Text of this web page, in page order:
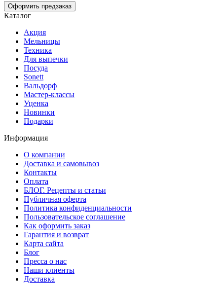
Оформить предзаказ
Каталог
Акция
Мельницы
Техника
Для выпечки
Посуда
Sonett
Вальдорф
Мастер-классы
Уценка
Новинки
Подарки
Информация
О компании
Доставка и самовывоз
Контакты
Оплата
БЛОГ. Рецепты и статьи
Публичная оферта
Политика конфиденциальности
Пользовательское соглашение
Как оформить заказ
Гарантия и возврат
Карта сайта
Блог
Пресса о нас
Наши клиенты
Доставка